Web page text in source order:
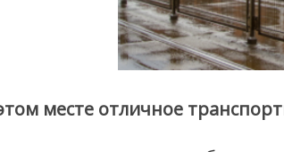
месте отличное